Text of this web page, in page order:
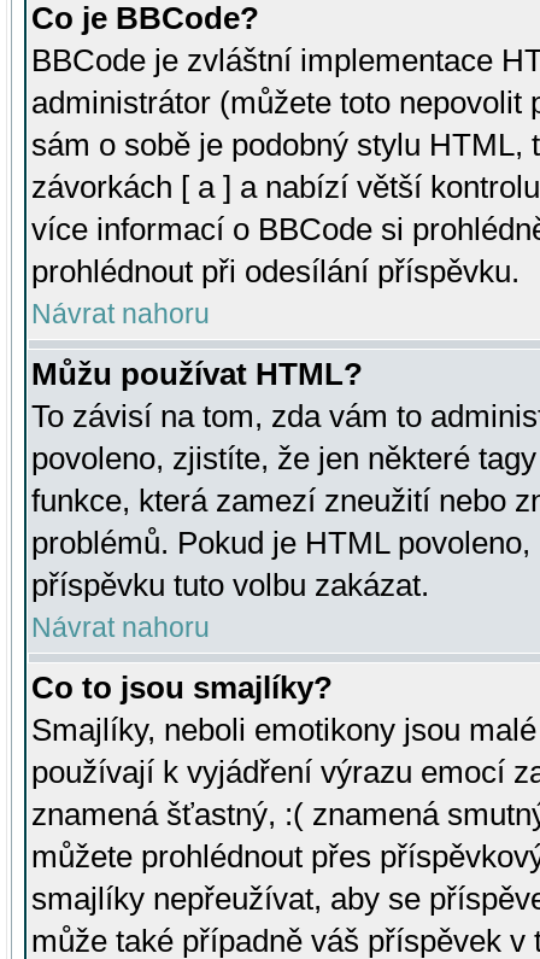
Co je BBCode?
BBCode je zvláštní implementace
administrátor (můžete toto
sám o sobě je podobný stylu HTML,
závorkách [ a ] a nabízí větší
více informací o BBCode si
prohlédnout při odesílání příspěvku.
Návrat nahoru
Můžu používat HTML?
To závisí na tom, zda vám to
povoleno, zjistíte, že jen některé
funkce, která zamezí zneužití nebo
problémů. Pokud je HTML
příspěvku tuto volbu zakázat.
Návrat nahoru
Co to jsou smajlíky?
Smajlíky, neboli emotikony jsou
používají k vyjádření výrazu emocí
znamená šťastný, :( znamená
můžete prohlédnout přes
smajlíky nepřeužívat, aby se
může také případně váš příspěvek v